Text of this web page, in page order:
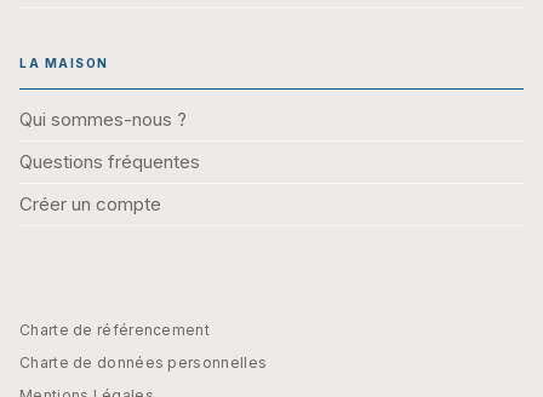
LA MAISON
Qui sommes-nous ?
Questions fréquentes
Créer un compte
Charte de référencement
Charte de données personnelles